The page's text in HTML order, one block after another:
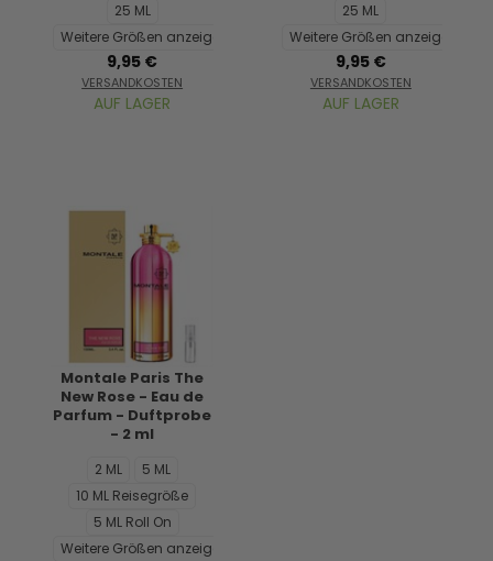
25 ML
Weitere Größen anzeigen...
9,95 €
VERSANDKOSTEN
AUF LAGER
25 ML
Weitere Größen anzeigen...
9,95 €
VERSANDKOSTEN
AUF LAGER
Montale Paris The
New Rose - Eau de
Parfum - Duftprobe
- 2 ml
2 ML
5 ML
10 ML Reisegröße
5 ML Roll On
Weitere Größen anzeigen...